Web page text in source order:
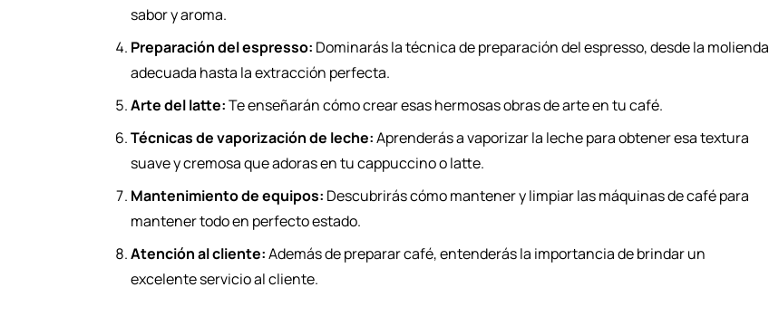
sabor y aroma.
Preparación del espresso: Dominarás la técnica de preparación del espresso, desde la molienda
adecuada hasta la extracción perfecta.
Arte del latte:Te enseñarán cómo crear esas hermosas obras de arte en tu café.
Técnicas de vaporización de leche:Aprenderás a vaporizar la leche para obtener esa textura
suave y cremosa que adoras en tu cappuccino o latte.
Mantenimiento de equipos: Descubrirás cómo mantener y limpiar las máquinas de café para
mantener todo en perfecto estado.
Atención al cliente:Además de preparar café, entenderás la importancia de brindar un
excelente servicio al cliente.